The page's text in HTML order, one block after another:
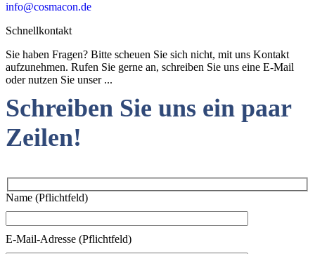
info@cosmacon.de
Schnellkontakt
Sie haben Fragen? Bitte scheuen Sie sich nicht, mit uns Kontakt
aufzunehmen. Rufen Sie gerne an, schreiben Sie uns eine E-Mail
oder nutzen Sie unser ...
Schreiben Sie uns ein paar
Zeilen!
Name (Pflichtfeld)
E-Mail-Adresse (Pflichtfeld)